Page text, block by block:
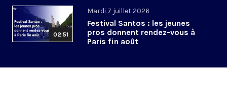
02:51
Mardi 7 juillet 2026
Festival Santos : les jeunes
pros donnent rendez-vous à
Paris fin août